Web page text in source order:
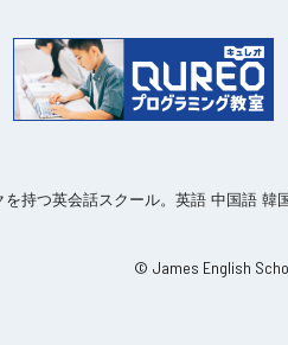
持つ英会話スクール。英語 中国語
© James English